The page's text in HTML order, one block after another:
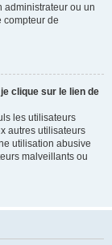
administrateur ou un
compteur de
clique sur le lien de
les utilisateurs
autres utilisateurs
utilisation abusive
malveillants ou